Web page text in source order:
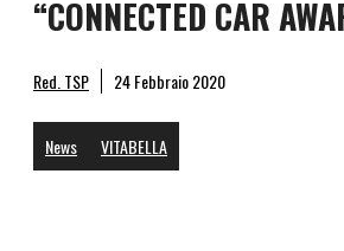
“CONNECTED CAR
Red. TSP 24 Febbraio 2020
News VITABELLA